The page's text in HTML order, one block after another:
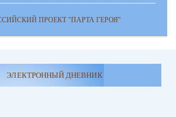
ПРОЕКТ "ПАРТА ГЕРОЯ"
ЭЛЕКТРОННЫЙ ДНЕВНИК